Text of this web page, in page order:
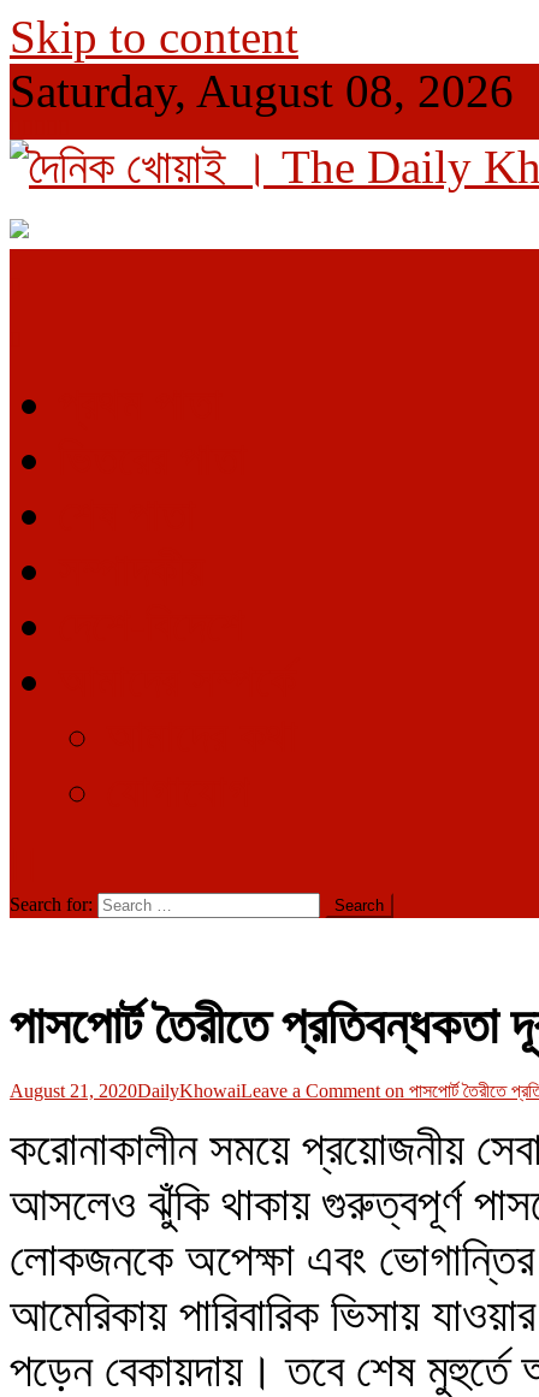
Skip to content
Saturday, August 08, 2026
দৈনিক খোয়াই । The Daily Khowai
Official Newspaper
Search for:
পাসপোর্ট তৈরীতে প্রতিবন্ধকতা
August 21, 2020DailyKhowaiLeave a Comment on পাসপোর্ট তৈরীতে
করোনাকালীন সময়ে প্রয়োজনীয়
আসলেও ঝুঁকি থাকায় গুরুত্বপূর্ণ
লোকজনকে অপেক্ষা এবং ভোগান্তির
আমেরিকায় পারিবারিক ভিসায়
পড়েন বেকায়দায়। তবে শেষ মুহুর্তে